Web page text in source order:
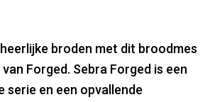
broden met dit broodmes
Forged. Sebra Forged is een
serie en een opvallende